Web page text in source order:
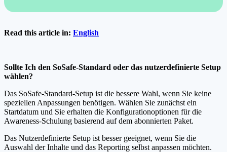
Read this article in: English
Sollte Ich den SoSafe-Standard oder das nutzerdefinierte Setup
wählen?
Das SoSafe-Standard-Setup ist die bessere Wahl, wenn Sie keine
speziellen Anpassungen benötigen. Wählen Sie zunächst ein
Startdatum und Sie erhalten die Konfigurationoptionen für die
Awareness-Schulung basierend auf dem abonnierten Paket.
Das Nutzerdefinierte Setup ist besser geeignet, wenn Sie die
Auswahl der Inhalte und das Reporting selbst anpassen möchten.